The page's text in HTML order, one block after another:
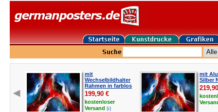
mit
Wechselbildhalter
Rahmen in farblos
199,90 €
kostenloser
Versand [i]
mit
Silber
219,90